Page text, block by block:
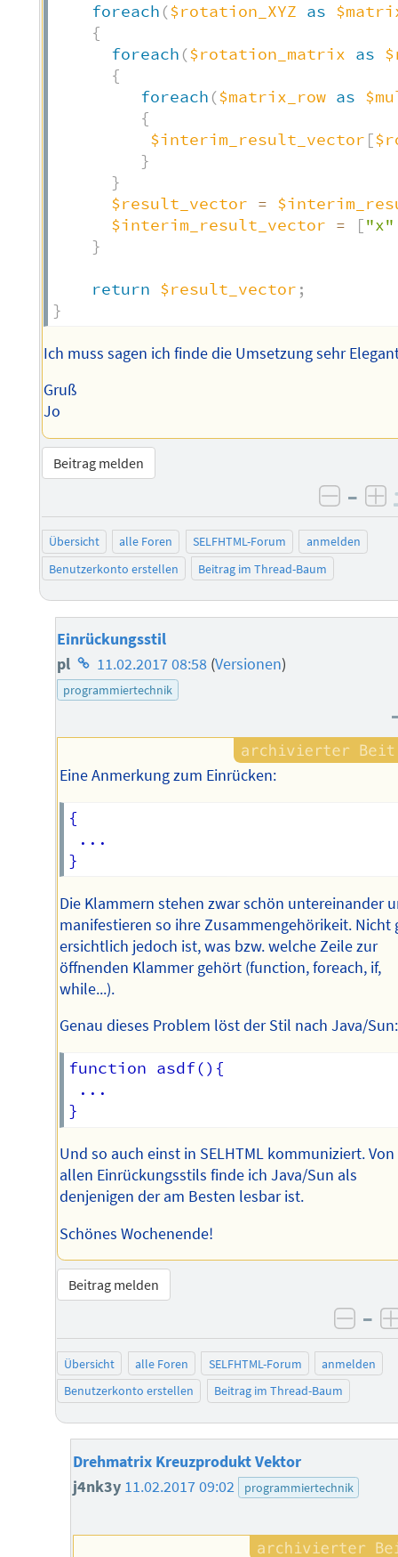
foreach ($rotation_XYZ as
{
foreach ($rotation_matrix as
{
foreach ($matrix_row as
{
$interim_result_vector [
}
}
$result_vector =
$interim_result_vector = ["x"
}
return $result_vector ;
}
Ich muss sagen ich finde die Umsetzung sehr
Gruß
Jo
Beitrag melden
–
Übersicht alle Foren SELFHTML-Forum
anmelden
Benutzerkonto erstellen
Beitrag im Thread-Baum
Einrückungsstil
pl Homepage
des
11.02.2017 08:58 (Versionen)
programmiertechnik
Eine Anmerkung zum Einrücken:
{
...
Die Klammern stehen zwar schön untereinander
manifestieren so ihre Zusammengehörikeit. Nicht
ersichtlich jedoch ist, was bzw. welche Zeile zur
öffnenden Klammer gehört (function, foreach, if,
while...).
Genau dieses Problem löst der Stil nach Java/Sun:
function asdf(){
...
Und so auch einst in SELHTML kommuniziert. Von
allen Einrückungsstils finde ich Java/Sun als
denjenigen der am Besten lesbar ist.
Schönes Wochenende!
Beitrag melden
–
Übersicht alle Foren SELFHTML-Forum
anmelden
Benutzerkonto erstellen
Beitrag im Thread-Baum
Drehmatrix Kreuzprodukt Vektor
j4nk3y 11.02.2017 09:02 programmiertechnik